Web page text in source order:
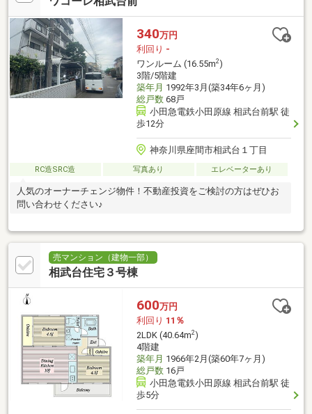
340万円
利回り -
ワンルーム (16.55m2)
3階/5階建
築年月 1992年3月(築34年6ヶ月)
総戸数68戸
小田急電鉄小田原線 相武台前駅 徒
歩12分
神奈川県座間市相武台１丁目
RC造SRC造 写真あり エレベーターあり
人気のオーナーチェンジ物件！不動産投資をご検討の方はぜひお
問い合わせください♪
売マンション（建物一部）
相武台住宅３号棟
600万円
利回り 11％
2LDK (40.64m2)
4階建
築年月 1966年2月(築60年7ヶ月)
総戸数16戸
小田急電鉄小田原線 相武台前駅 徒
歩5分